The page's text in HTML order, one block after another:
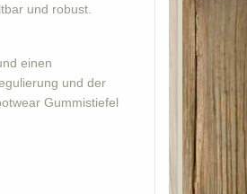
und robust.
einen
und der
Gummistiefel